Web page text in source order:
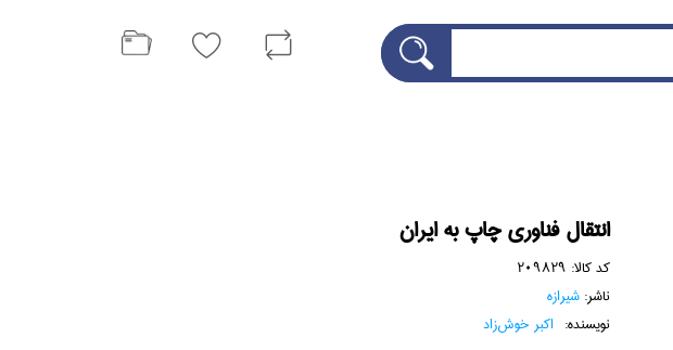
انتقال فناوري چاپ به ايران
کد کالا: 209829
ناشر: شيرازه
نویسنده: اكبر خوش‌زاد